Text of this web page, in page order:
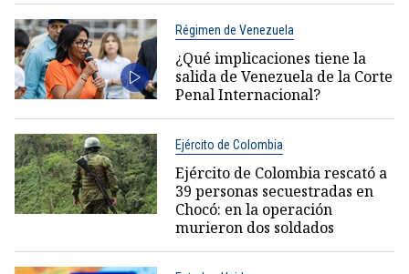
Régimen de Venezuela
¿Qué implicaciones tiene la
salida de Venezuela de la Corte
Penal Internacional?
Ejército de Colombia
Ejército de Colombia rescató a
39 personas secuestradas en
Chocó: en la operación
murieron dos soldados